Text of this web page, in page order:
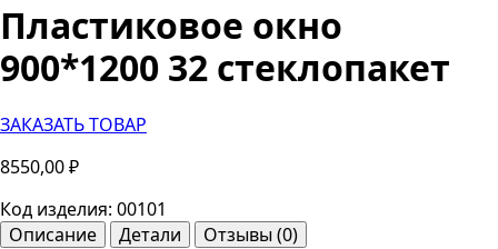
Пластиковое окно
900*1200 32 стеклопакет
ЗАКАЗАТЬ ТОВАР
8550,00₽
Код изделия: 00101
Описание
Детали Отзывы (0)